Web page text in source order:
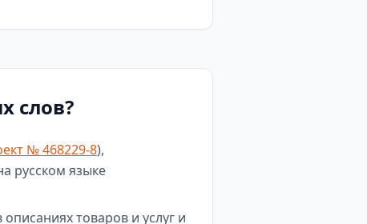
слов?
№ 468229-8),
русском языке
товаров и услуг и